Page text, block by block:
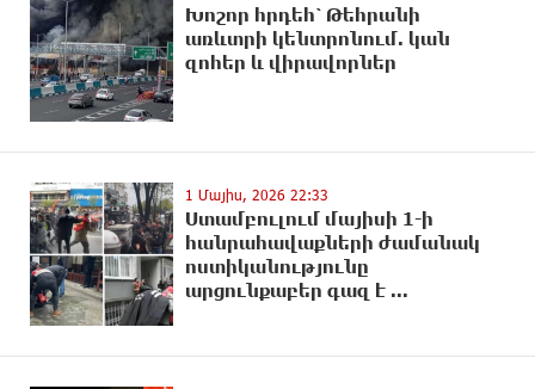
Խոշոր հրդեհ՝ Թեհրանի
առևտրի կենտրոնում. կան
զnhեր և վիրավnրներ
1 Մայիս, 2026 22:33
Ստամբուլում մայիսի 1-ի
հանրահավաքների ժամանակ
ոստիկանությունը
արցունքաբեր գազ է ...